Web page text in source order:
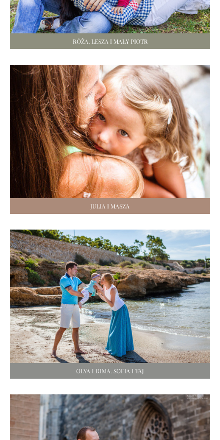
RÓŻA, LESZA I MAŁY PIOTR
JULIA I MASZA
OLYA I DIMA. SOFIA I TAJ